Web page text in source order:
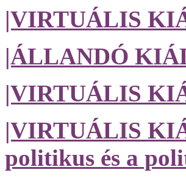
|VIRTUÁLIS
|ÁLLANDÓ
|VIRTUÁLIS
|VIRTUÁLIS
politikus és a